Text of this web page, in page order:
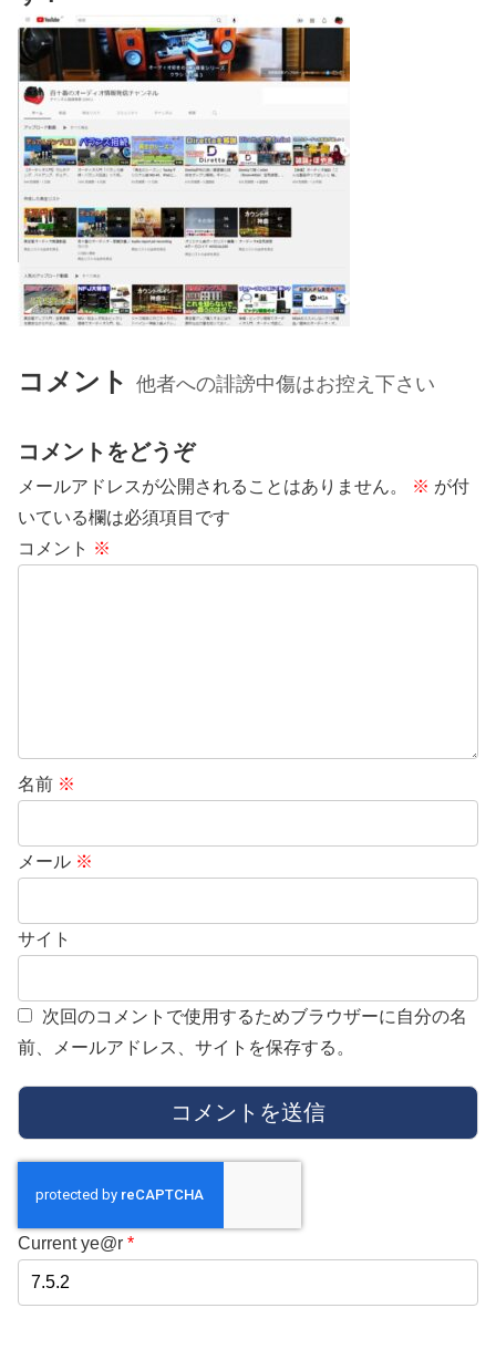
コメント 他者への誹謗中傷はお控え下さい
コメントをどうぞ
メールアドレスが公開されることはありません。 ※ が付
いている欄は必須項目です
コメント ※
名前 ※
メール ※
サイト
次回のコメントで使用するためブラウザーに自分の名
前、メールアドレス、サイトを保存する。
Current ye@r *